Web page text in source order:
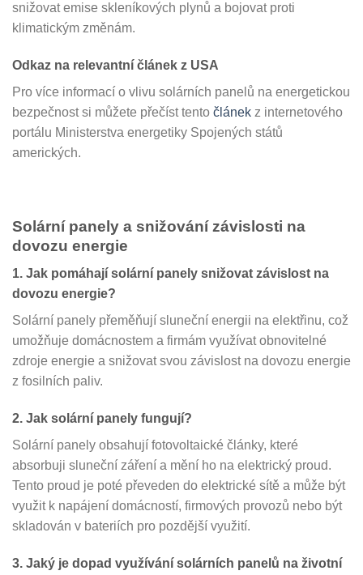
snižovat emise skleníkových plynů a bojovat proti
klimatickým změnám.
Odkaz na relevantní článek z USA
Pro více informací o vlivu solárních panelů na energetickou
bezpečnost si můžete přečíst tento článek z internetového
portálu Ministerstva energetiky Spojených států
amerických.
Solární panely a snižování závislosti na
dovozu energie
1. Jak pomáhají solární panely snižovat závislost na
dovozu energie?
Solární panely přeměňují sluneční energii na elektřinu, což
umožňuje domácnostem a firmám využívat obnovitelné
zdroje energie a snižovat svou závislost na dovozu energie
z fosilních paliv.
2. Jak solární panely fungují?
Solární panely obsahují fotovoltaické články, které
absorbuji sluneční záření a mění ho na elektrický proud.
Tento proud je poté převeden do elektrické sítě a může být
využit k napájení domácností, firmových provozů nebo být
skladován v bateriích pro pozdější využití.
3. Jaký je dopad využívání solárních panelů na životní